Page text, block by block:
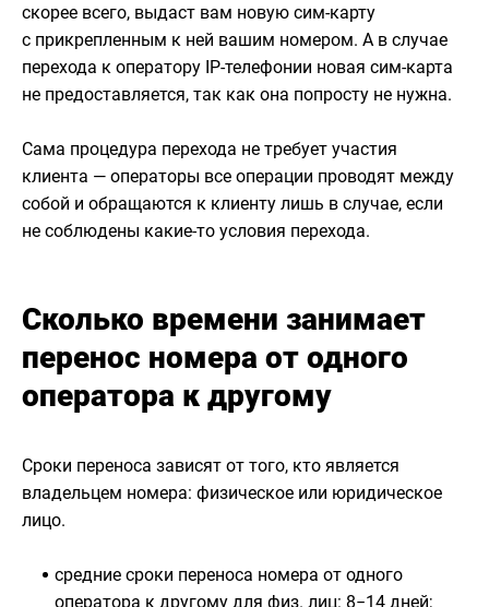
скорее всего, выдаст вам новую сим-карту
с прикрепленным к ней вашим номером. А в случае
перехода к оператору IP-телефонии новая сим-карта
не предоставляется, так как она попросту не нужна.
Сама процедура перехода не требует участия
клиента — операторы все операции проводят между
собой и обращаются к клиенту лишь в случае, если
не соблюдены какие-то условия перехода.
Сколько времени занимает
перенос номера от одного
оператора к другому
Сроки переноса зависят от того, кто является
владельцем номера: физическое или юридическое
лицо.
средние сроки переноса номера от одного
оператора к другому для физ. лиц: 8−14 дней;